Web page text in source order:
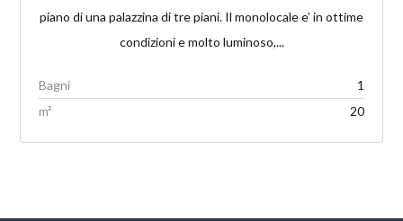
piano di una palazzina di tre piani. Il monolocale e’ in ottime
condizioni e molto luminoso,...
Bagni
1
m²
20